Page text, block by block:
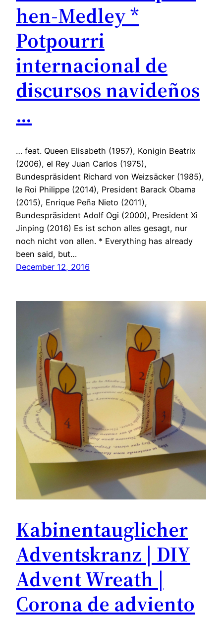
hen-Medley *
Potpourri
internacional de
discursos navideños
…
… feat. Queen Elisabeth (1957), Konigin Beatrix
(2006), el Rey Juan Carlos (1975),
Bundespräsident Richard von Weizsäcker (1985),
le Roi Philippe (2014), President Barack Obama
(2015), Enrique Peña Nieto (2011),
Bundespräsident Adolf Ogi (2000), President Xi
Jinping (2016) Es ist schon alles gesagt, nur
noch nicht von allen. * Everything has already
been said, but…
December 12, 2016
Kabinentauglicher
Adventskranz | DIY
Advent Wreath |
Corona de adviento